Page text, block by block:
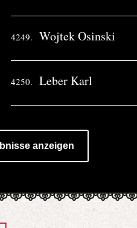
4249. Wojtek Osinski
4250. Leber Karl
anzeigen